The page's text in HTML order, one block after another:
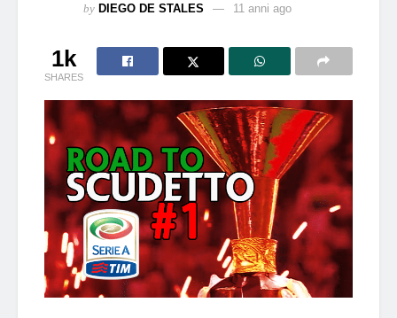
by DIEGO DE STALES 11 anni ago
1k
SHARES